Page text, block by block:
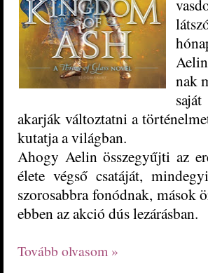
nak
akarják változtatni a
kutatja a világban.
Ahogy Aelin összegyűjti az
élete végső csatáját,
szorosabbra fonódnak, mások
ebben az akció dús lezárásban.
Tovább olvasom »